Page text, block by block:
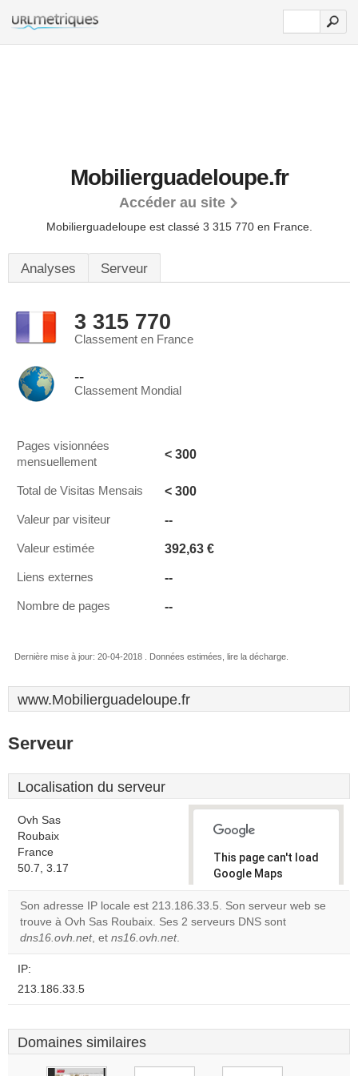
Mobilierguadeloupe.fr
Accéder au site
Mobilierguadeloupe est classé 3 315 770 en France.
Analyses Serveur
3 315 770
Classement en France
--
Classement Mondial
Pages visionnées
mensuellement
< 300
Total de Visitas Mensais < 300
Valeur par visiteur --
Valeur estimée 392,63 €
Liens externes --
Nombre de pages --
Dernière mise à jour: 20-04-2018 . Données estimées, lire la décharge.
www.Mobilierguadeloupe.fr
Serveur
Localisation du serveur
Ovh Sas
Roubaix
France
50.7, 3.17
This page can't load
Google Maps
correctly.
Do you
Son adresse IP locale est 213.186.33.5. Son serveur web se
trouve à Ovh Sas Roubaix. Ses 2 serveurs DNS sont
dns16.ovh.net, et ns16.ovh.net.
IP:
213.186.33.5
Domaines similaires